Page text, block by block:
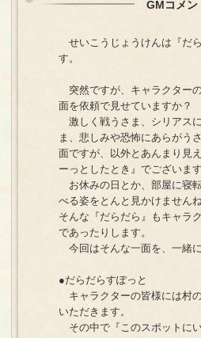
GMコメン
せいこうじょうけんは『だ
す。
突然ですが、キャラクター
面を依頼で見せていますか？
激しく戦うさま、シリアス
ま、悲しみや恐怖にあらがう
面ですが、以外とあんまり見
ーっとしたとき』でございます
お休みの日とか、部屋に寝
べる姿をとんと見かけません
そんな『だらだら』もキャラ
であったりします。
今回はそんな一面を、一緒
●だらだらすぽっと
キャラクターの皆様には村
いただきます。
その中で『このスポットに